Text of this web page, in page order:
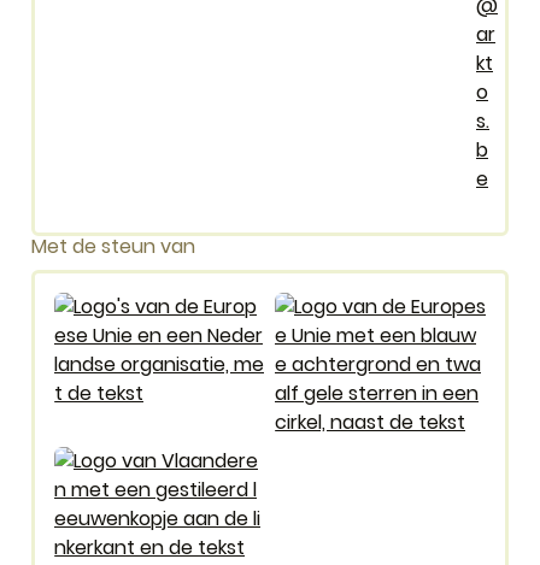
@
ar
kt
o
s.
b
e
Met de steun van
Logo Medegefinancierd door de Europese Unie
Logo Europees sociaal fonds